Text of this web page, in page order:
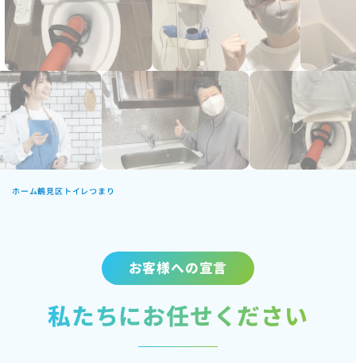
ホーム鶴見区トイレつまり
お客様への宣言
私たちにお任せください